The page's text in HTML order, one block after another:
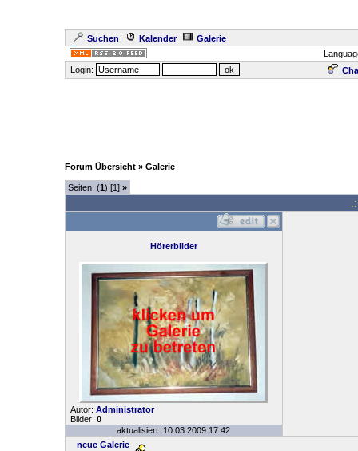
Suchen Kalender
Galerie
Login:
Forum Übersicht» Galerie
Seiten: (1) [1] »
Hörerbilder
Autor: Administrator
Bilder: 0
aktualisiert: 10.03.2009 17:42
neue Galerie